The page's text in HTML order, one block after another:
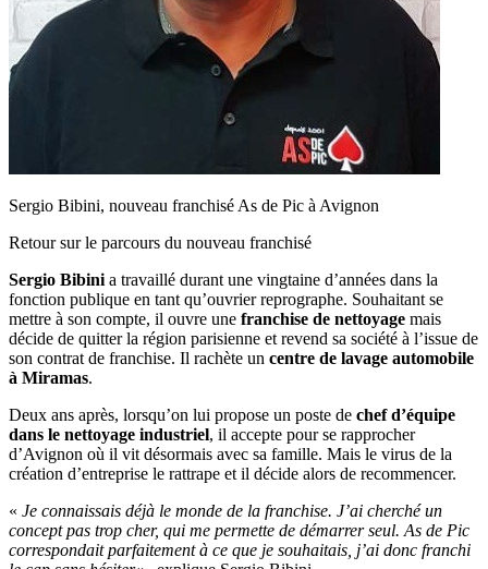
Sergio Bibini, nouveau franchisé As de Pic à Avignon
Retour sur le parcours du nouveau franchisé
Sergio Bibini a travaillé durant une vingtaine d’années dans la
fonction publique en tant qu’ouvrier reprographe. Souhaitant se
mettre à son compte, il ouvre une franchise de nettoyage mais
décide de quitter la région parisienne et revend sa société à l’issue de
son contrat de franchise. Il rachète un centre de lavage automobile
à Miramas.
Deux ans après, lorsqu’on lui propose un poste de chef d’équipe
dans le nettoyage industriel, il accepte pour se rapprocher
d’Avignon où il vit désormais avec sa famille. Mais le virus de la
création d’entreprise le rattrape et il décide alors de recommencer.
« Je connaissais déjà le monde de la franchise. J’ai cherché un
concept pas trop cher, qui me permette de démarrer seul. As de Pic
correspondait parfaitement à ce que je souhaitais, j’ai donc franchi